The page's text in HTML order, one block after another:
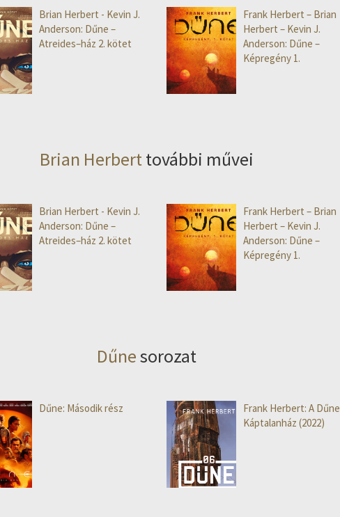
Brian Herbert - Kevin J.
Anderson: Dűne –
Atreides–ház 2. kötet
Frank Herbert – Brian
Herbert – Kevin J.
Anderson: Dűne –
Képregény 1.
Brian Herberttovábbi művei
Brian Herbert - Kevin J.
Anderson: Dűne –
Atreides–ház 2. kötet
Frank Herbert – Brian
Herbert – Kevin J.
Anderson: Dűne –
Képregény 1.
Dűnesorozat
Dűne: Második rész
Frank Herbert: A Dűne
Káptalanház (2022)